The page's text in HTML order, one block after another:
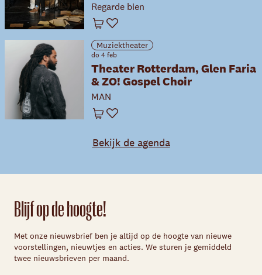
Regarde bien
Winkelwagen
Favoriet
Muziektheater
do 4 feb
Theater Rotterdam, Glen Faria
& ZO! Gospel Choir
MAN
Winkelwagen
Favoriet
Bekijk de agenda
Blijf op de hoogte!
Met onze nieuwsbrief ben je altijd op de hoogte van nieuwe
voorstellingen, nieuwtjes en acties. We sturen je gemiddeld
twee nieuwsbrieven per maand.